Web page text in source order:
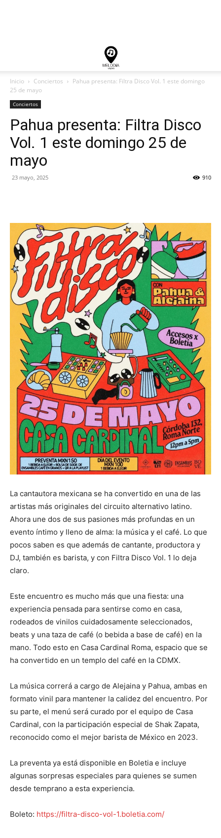
Inicio Conciertos
Pahua presenta: Filtra Disco Vol. 1 este domingo
25 de mayo
Conciertos
Pahua presenta: Filtra Disco
Vol. 1 este domingo 25 de
mayo
23 mayo, 2025 910
La cantautora mexicana se ha convertido en una de las
artistas más originales del circuito alternativo latino.
Ahora une dos de sus pasiones más profundas en un
evento íntimo y lleno de alma: la música y el café. Lo que
pocos saben es que además de cantante, productora y
DJ, también es barista, y con Filtra Disco Vol. 1 lo deja
claro.
Este encuentro es mucho más que una fiesta: una
experiencia pensada para sentirse como en casa,
rodeados de vinilos cuidadosamente seleccionados,
beats y una taza de café (o bebida a base de café) en la
mano. Todo esto en Casa Cardinal Roma, espacio que se
ha convertido en un templo del café en la CDMX.
La música correrá a cargo de Alejaina y Pahua, ambas en
formato vinil para mantener la calidez del encuentro. Por
su parte, el menú será curado por el equipo de Casa
Cardinal, con la participación especial de Shak Zapata,
reconocido como el mejor barista de México en 2023.
La preventa ya está disponible en Boletia e incluye
algunas sorpresas especiales para quienes se sumen
desde temprano a esta experiencia.
Boleto: https://filtra-disco-vol-1.boletia.com/